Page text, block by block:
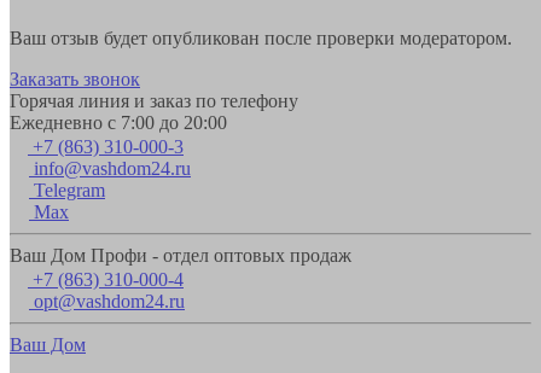
Ваш отзыв будет опубликован после проверки модератором.
Заказать звонок
Горячая линия и заказ по телефону
Ежедневно с 7:00 до 20:00
+7 (863) 310-000-3
info@vashdom24.ru
Telegram
Max
Ваш Дом Профи - отдел оптовых продаж
+7 (863) 310-000-4
opt@vashdom24.ru
Ваш Дом